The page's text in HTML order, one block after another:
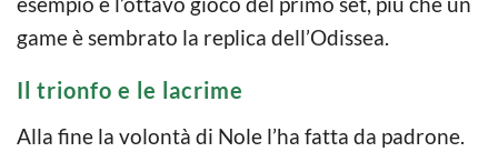
game è sembrato la replica dell’Odissea.
Il trionfo e le lacrime
Alla fine la volontà di Nole l’ha fatta da padrone.